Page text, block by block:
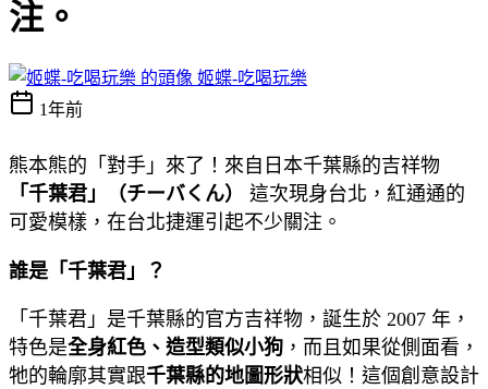
注。
姬蝶-吃喝玩樂
1年前
熊本熊的「對手」來了！來自日本千葉縣的吉祥物
「千葉君」（チーバくん）
這次現身台北，紅通通的
可愛模樣，在台北捷運引起不少關注。
誰是「千葉君」？
「千葉君」是千葉縣的官方吉祥物，誕生於 2007 年，
特色是全身紅色、造型類似小狗 ，而且如果從側面看，
牠的輪廓其實跟千葉縣的地圖形狀相似！這個創意設計